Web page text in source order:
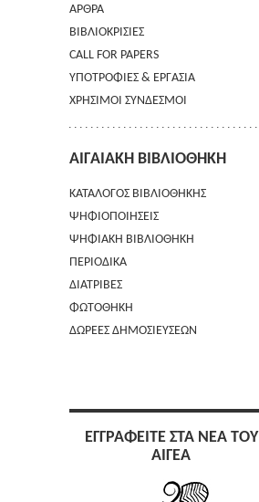
ΑΡΘΡΑ
ΒΙΒΛΙΟΚΡΙΣΙΕΣ
CALL FOR PAPERS
ΥΠΟΤΡΟΦΙΕΣ & ΕΡΓΑΣΙΑ
ΧΡΗΣΙΜΟΙ ΣΥΝΔΕΣΜΟΙ
ΑΙΓΑΙΑΚΗ ΒΙΒΛΙΟΘΗΚΗ
ΚΑΤΑΛΟΓΟΣ ΒΙΒΛΙΟΘΗΚΗΣ
ΨΗΦΙΟΠΟΙΗΣΕΙΣ
ΨΗΦΙΑΚΗ ΒΙΒΛΙΟΘΗΚΗ
ΠΕΡΙΟΔΙΚΑ
ΔΙΑΤΡΙΒΕΣ
ΑΠΟΣΤΟΛΗ ΠΕΡΙΛΗΨΗΣ
ΦΩΤΟΘΗΚΗ
ΔΩΡΕΕΣ ΔΗΜΟΣΙΕΥΣΕΩΝ
ΕΓΓΡΑΦΕΙΤΕ ΣΤΑ ΝΕΑ ΤΟΥ
ΑΙΓΕΑ